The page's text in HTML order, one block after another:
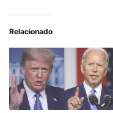
Relacionado